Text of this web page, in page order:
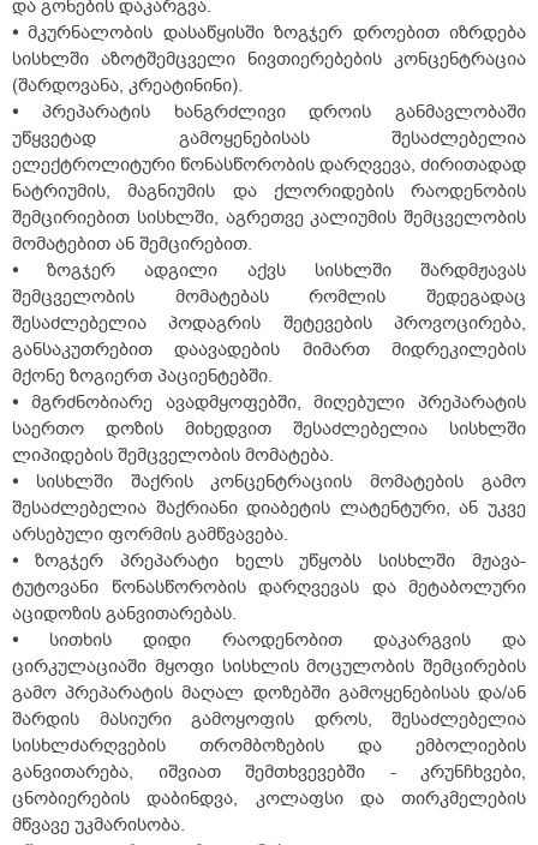
და გონების დაკარგვა.
• მკურნალობის დასაწყისში ზოგჯერ დროებით იზრდება
სისხლში აზოტშემცველი ნივთიერებების კონცენტრაცია
(შარდოვანა, კრეატინინი).
•
პრეპარატის ხანგრძლივი დროის განმავლობაში
უწყვეტად გამოყენებისას შესაძლებელია
ელექტროლიტური წონასწორობის დარღვევა, ძირითადად
ნატრიუმის, მაგნიუმის და ქლორიდების რაოდენობის
შემცირიებით სისხლში, აგრეთვე კალიუმის შემცველობის
მომატებით ან შემცირებით.
•
ზოგჯერ ადგილი აქვს სისხლში შარდმჟავას
შემცველობის მომატებას რომლის შედეგადაც
შესაძლებელია პოდაგრის შეტევების პროვოცირება,
განსაკუთრებით დაავადების მიმართ მიდრეკილების
მქონე ზოგიერთ პაციენტებში.
• მგრძნობიარე ავადმყოფებში, მიღებული პრეპარატის
საერთო დოზის მიხედვით შესაძლებელია სისხლში
ლიპიდების შემცველობის მომატება.
•
სისხლში შაქრის კონცენტრაციის მომატების გამო
შესაძლებელია შაქრიანი დიაბეტის ლატენტური, ან უკვე
არსებული ფორმის გამწვავება.
•
ზოგჯერ პრეპარატი ხელს უწყობს სისხლში მჟავა-
ტუტოვანი წონასწორობის დარღვევას და მეტაბოლური
აციდოზის განვითარებას.
•
სითხის დიდი რაოდენობით დაკარგვის და
ცირკულაციაში მყოფი სისხლის მოცულობის შემცირების
გამო პრეპარატის მაღალ დოზებში გამოყენებისას და/ან
შარდის მასიური გამოყოფის დროს, შესაძლებელია
სისხლძარღვების თრომბოზების და ემბოლიების
განვითარება, იშვიათ შემთხვევებში - კრუნჩხვები,
ცნობიერების დაბინდვა, კოლაფსი და თირკმელების
მწვავე უკმარისობა.